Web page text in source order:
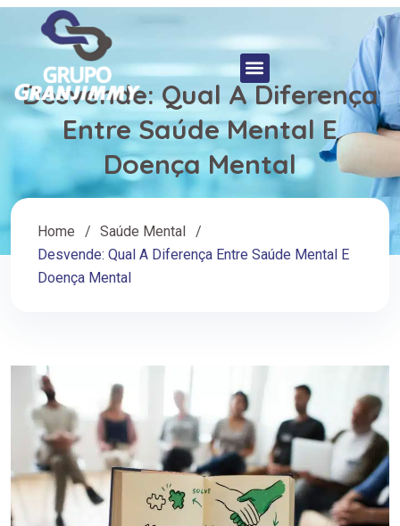
Desvende: Qual A Diferença
Entre Saúde Mental E
Doença Mental
Home
Saúde Mental
Desvende: Qual A Diferença Entre Saúde Mental E
Doença Mental